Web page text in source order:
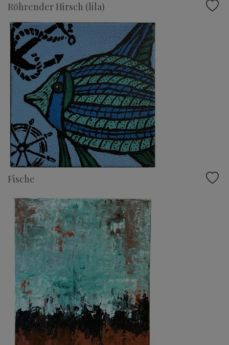
Röhrender Hirsch (lila)
Fische